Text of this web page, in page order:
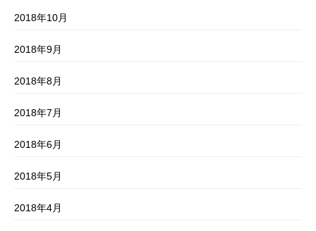
2018年10月
2018年9月
2018年8月
2018年7月
2018年6月
2018年5月
2018年4月